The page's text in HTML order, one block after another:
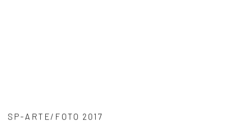
SP-ARTE/FOTO 2017